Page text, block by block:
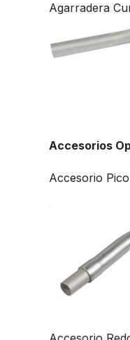
Agarradera
Accesorios
Accesorio